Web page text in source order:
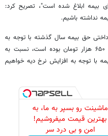
های بیمه ابلاغ شده است"، تصریح کرد:
نداشته باشیم.
حق بیمه سال گذشته با توجه به
تخفیفاتی که مالکان خودرو داشتند حدود ۶۵۰ هزار تومان بوده است، نسبت به
حق بیمه با توجه به افزایش نرخ دیه خواهیم
ماشینت رو بسپر به ما، به
بهترین قیمت میفروشیم!
امن و بی درد سر